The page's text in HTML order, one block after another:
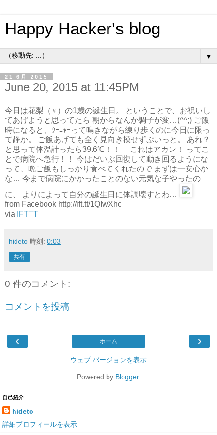
Happy Hacker's blog
▼
21 6月 2015
June 20, 2015 at 11:45PM
今日は花梨（♀）の1歳の誕生日。 ということで、お祝いし
てあげようと思ってたら 朝からなんか調子が変…(^^;) ご飯
時になると、ｳｰﾆｬｰって鳴きながら練り歩くのに今日に限っ
て静か。 ご飯あげても全く見向き模せずぷいっと。 あれ？
と思って体温計ったら39.6℃！！！ これはアカン！ ってこ
とで病院へ急行！！ 今はだいぶ回復して動き回るようにな
って、晩ご飯もしっかり食べてくれたので まずは一安心か
な… 今まで病院にかかったことのない元気な子やったの
に、 よりによって自分の誕生日に体調壊すとわ…
from Facebook http://ift.tt/1QIwXhc
via
IFTTT
hideto 時刻: 0:03
共有
0 件のコメント:
コメントを投稿
‹ ›
ホーム
ウェブ バージョンを表示
Powered by Blogger.
自己紹介
hideto
詳細プロフィールを表示